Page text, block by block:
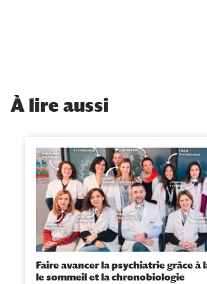
À lire aussi
Faire avancer la psychiatrie grâce à
le sommeil et la chronobiologie